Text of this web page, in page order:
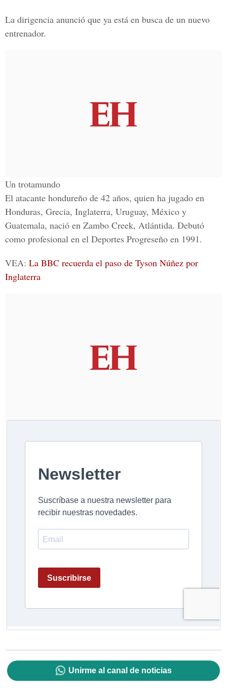
La dirigencia anunció que ya está en busca de un nuevo
entrenador.
Un trotamundo
El atacante hondureño de 42 años, quien ha jugado en
Honduras, Grecia, Inglaterra, Uruguay, México y
Guatemala, nació en Zambo Creek, Atlántida. Debutó
como profesional en el Deportes Progreseño en 1991.
VEA: La BBC recuerda el paso de Tyson Núñez por
Inglaterra
Unirme al canal de noticias